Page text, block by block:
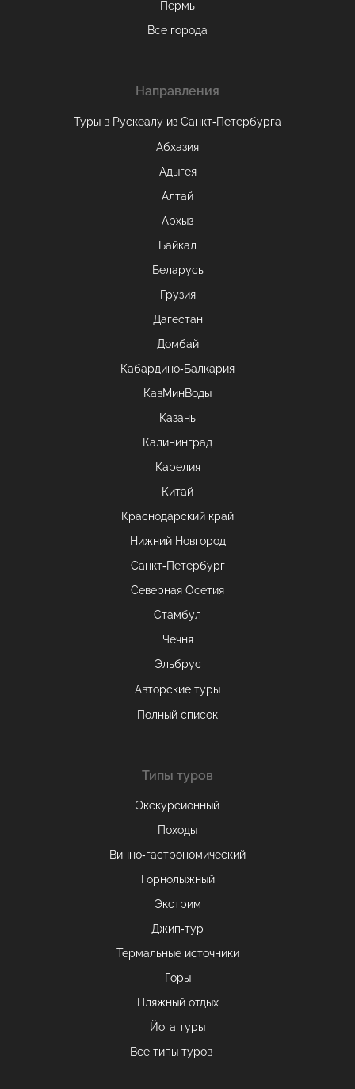
Пермь
Все города
Направления
Туры в Рускеалу из Санкт‑Петербурга
Абхазия
Адыгея
Алтай
Архыз
Байкал
Беларусь
Грузия
Дагестан
Домбай
Кабардино-Балкария
КавМинВоды
Казань
Калининград
Карелия
Китай
Краснодарский край
Нижний Новгород
Санкт-Петербург
Северная Осетия
Стамбул
Чечня
Эльбрус
Авторские туры
Полный список
Типы туров
Экскурсионный
Походы
Винно-гастрономический
Горнолыжный
Экстрим
Джип-тур
Термальные источники
Горы
Пляжный отдых
Йога туры
Все типы туров